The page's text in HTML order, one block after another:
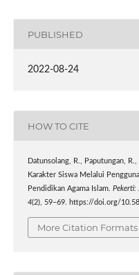
PUBLISHED
2022-08-24
HOW TO CITE
Datunsolang, R., Paputungan,
Karakter Siswa Melalui
Pendidikan Agama Islam. Pekerti:
4(2), 59–69. https://doi.org/
More Citation Formats